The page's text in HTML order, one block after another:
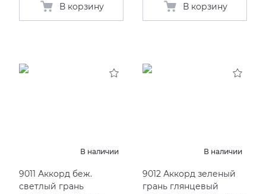
В корзину В корзину
В наличии
9011 Аккорд беж.
светлый грань
В наличии
9012 Аккорд зеленый
грань глянцевый